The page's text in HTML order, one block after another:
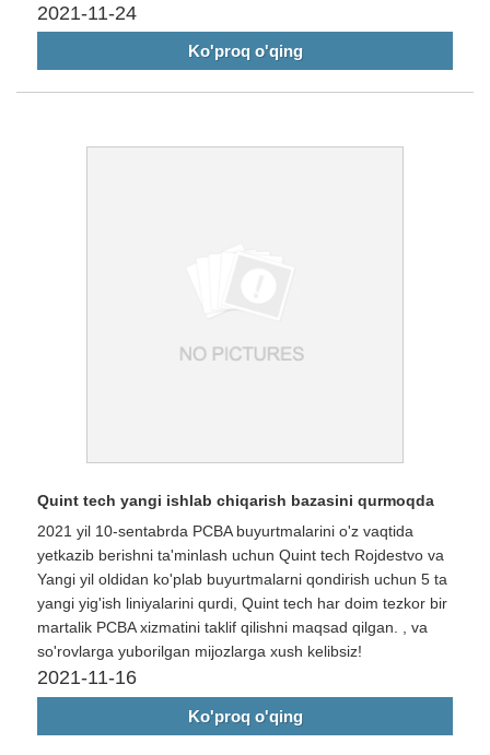
2021-11-24
Ko'proq o'qing
Quint tech yangi ishlab chiqarish bazasini qurmoqda
2021 yil 10-sentabrda PCBA buyurtmalarini o'z vaqtida
yetkazib berishni ta'minlash uchun Quint tech Rojdestvo va
Yangi yil oldidan ko'plab buyurtmalarni qondirish uchun 5 ta
yangi yig'ish liniyalarini qurdi, Quint tech har doim tezkor bir
martalik PCBA xizmatini taklif qilishni maqsad qilgan. , va
so'rovlarga yuborilgan mijozlarga xush kelibsiz!
2021-11-16
Ko'proq o'qing